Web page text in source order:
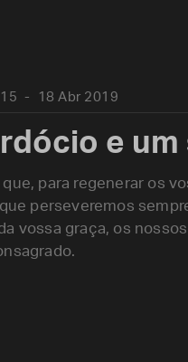
18 Abr 2019
e
para regenerar os
perseveremos
vossa graça, os